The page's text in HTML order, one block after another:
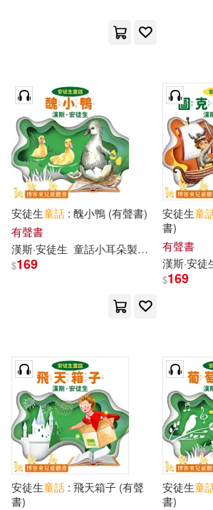
安徒生童話 : 醜小鴨 (有聲書)
有聲書
漢斯·安徒生 童話小耳朵製作 團隊
$169
安徒生童
書)
有聲書
漢斯·安徒
$169
安徒生童話 : 飛天箱子 (有聲
書)
安徒生童
書)